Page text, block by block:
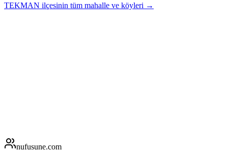
TEKMAN ilçesinin tüm mahalle ve köyleri →
nufusune.com